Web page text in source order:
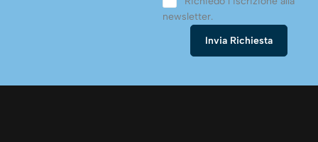
newsletter.